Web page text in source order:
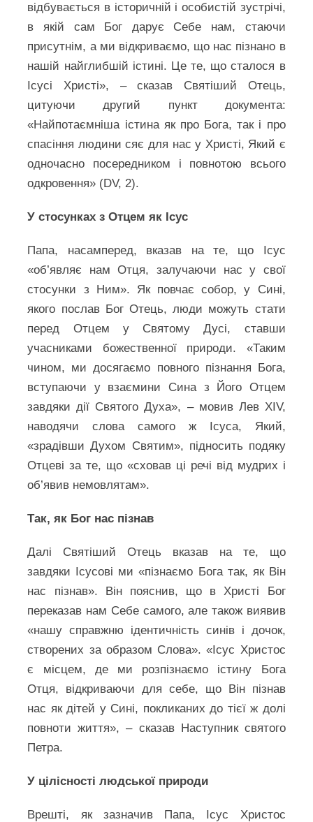
відбувається в історичній і особистій зустрічі,
в якій сам Бог дарує Себе нам, стаючи
присутнім, а ми відкриваємо, що нас пізнано в
нашій найглибшій істині. Це те, що сталося в
Ісусі Христі», – сказав Святіший Отець,
цитуючи другий пункт документа:
«Найпотаємніша істина як про Бога, так і про
спасіння людини сяє для нас у Христі, Який є
одночасно посередником і повнотою всього
одкровення» (DV, 2).
У стосунках з Отцем як Ісус
Папа, насамперед, вказав на те, що Ісус
«об’являє нам Отця, залучаючи нас у свої
стосунки з Ним». Як повчає собор, у Сині,
якого послав Бог Отець, люди можуть стати
перед Отцем у Святому Дусі, ставши
учасниками божественної природи. «Таким
чином, ми досягаємо повного пізнання Бога,
вступаючи у взаємини Сина з Його Отцем
завдяки дії Святого Духа», – мовив Лев XIV,
наводячи слова самого ж Ісуса, Який,
«зрадівши Духом Святим», підносить подяку
Отцеві за те, що «сховав ці речі від мудрих і
об’явив немовлятам».
Так, як Бог нас пізнав
Далі Святіший Отець вказав на те, що
завдяки Ісусові ми «пізнаємо Бога так, як Він
нас пізнав». Він пояснив, що в Христі Бог
переказав нам Себе самого, але також виявив
«нашу справжню ідентичність синів і дочок,
створених за образом Слова». «Ісус Христос
є місцем, де ми розпізнаємо істину Бога
Отця, відкриваючи для себе, що Він пізнав
нас як дітей у Сині, покликаних до тієї ж долі
повноти життя», – сказав Наступник святого
Петра.
У цілісності людської природи
Врешті, як зазначив Папа, Ісус Христос